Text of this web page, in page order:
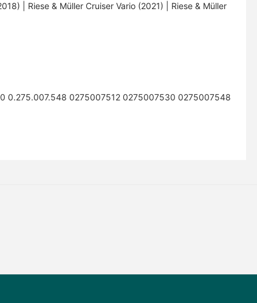
| Riese & Müller Cruiser Vario (2021) | Riese & Müller
0.275.007.548 0275007512 0275007530 0275007548